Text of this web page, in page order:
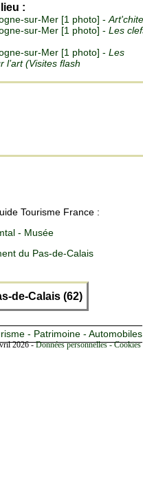
:
sur-Mer [1 photo] -
sur-Mer [1 photo] - Les
sur-Mer [1 photo] - Les
l’art (Visites flash
Tourisme France :
- Musée
du Pas-de-Calais
de-Calais (62)
- Patrimoine - Automobiles
2026 -Données personnelles -